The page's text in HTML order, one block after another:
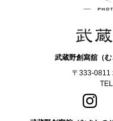
武蔵野創寫舘（
〒333-0811
TEL